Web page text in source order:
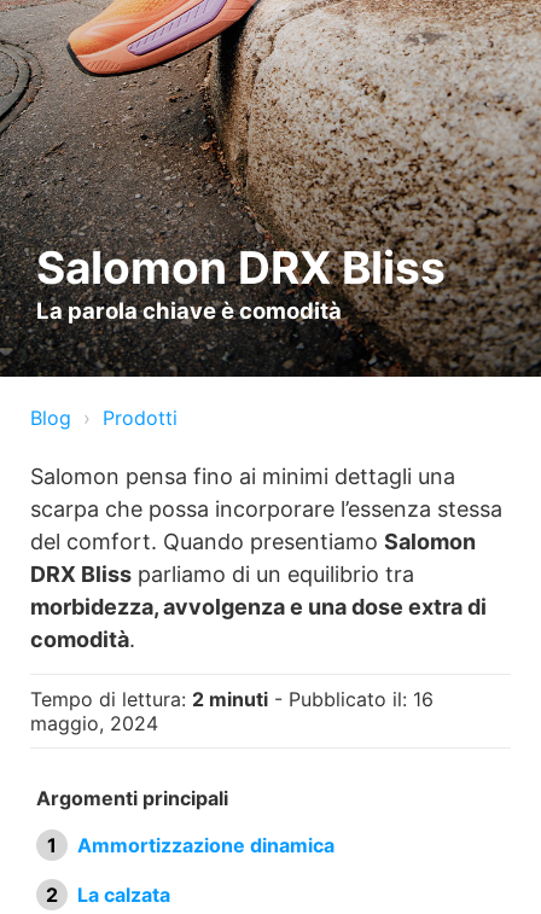
Salomon DRX Bliss
La parola chiave è comodità
Blog Prodotti
Salomon pensa fino ai minimi dettagli una
scarpa che possa incorporare l’essenza stessa
del comfort. Quando presentiamo Salomon
DRX Bliss parliamo di un equilibrio tra
morbidezza, avvolgenza e una dose extra di
comodità.
Tempo di lettura: 2 minuti - Pubblicato il: 16
maggio, 2024
Argomenti principali
Ammortizzazione dinamica
La calzata